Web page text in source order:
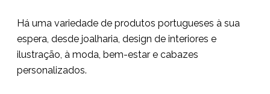
Há uma variedade de produtos portugueses à sua
espera, desde joalharia, design de interiores e
ilustração, à moda, bem-estar e cabazes
personalizados.